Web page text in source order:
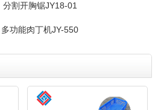
分割开胸锯JY18-01
多功能肉丁机JY-550